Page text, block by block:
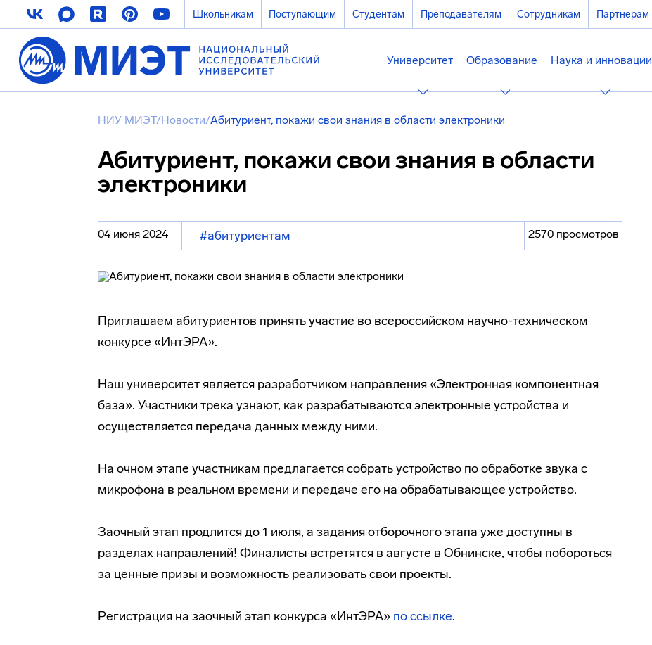
Школьникам Поступающим Студентам Преподавателям Сотрудникам Партнерам
Университет Образование Наука и инновации
НИУ МИЭТ/Новости/Абитуриент, покажи свои знания в области электроники
Абитуриент, покажи свои знания в области
электроники
04 июня 2024 #абитуриентам 2570 просмотров
Приглашаем абитуриентов принять участие во всероссийском научно-техническом
конкурсе «ИнтЭРА».
Наш университет является разработчиком направления «Электронная компонентная
база». Участники трека узнают, как разрабатываются электронные устройства и
осуществляется передача данных между ними.
На очном этапе участникам предлагается собрать устройство по обработке звука с
микрофона в реальном времени и передаче его на обрабатывающее устройство.
Заочный этап продлится до 1 июля, а задания отборочного этапа уже доступны в
разделах направлений! Финалисты встретятся в августе в Обнинске, чтобы побороться
за ценные призы и возможность реализовать свои проекты.
Регистрация на заочный этап конкурса «ИнтЭРА» по ссылке.